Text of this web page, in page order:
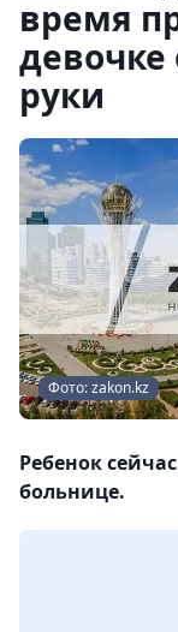
время
девочке
руки
Фото: zakon.kz
Ребенок
больнице.